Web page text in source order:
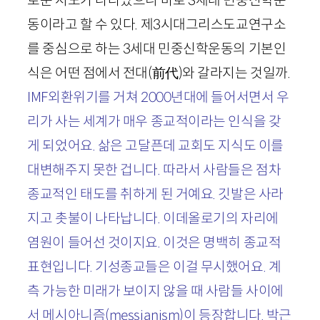
동이라고 할 수 있다. 제 3시대그리스도교연구소
를 중심으로 하는 3세대 민중신학운동의 기본인
식은 어떤 점에서 전대(前代)와 갈라지는 것일까.
IMF외환위기를 거쳐 2000년대에 들어서면서 우
리가 사는 세계가 매우 종교적이라는 인식을 갖
게 되었어요. 삶은 고달픈데 교회도 지식도 이를
대변해주지 못한 겁니다. 따라서 사람들은 점차
종교적인 태도를 취하게 된 거예요. 깃발은 사라
지고 촛불이 나타납니다. 이데올로기의 자리에
염원이 들어선 것이지요. 이것은 명백히 종교적
표현입니다. 기성종교들은 이걸 무시했어요. 계
측 가능한 미래가 보이지 않을 때 사람들 사이에
서 메시아니즘(messianism)이 등장합니다. 박근